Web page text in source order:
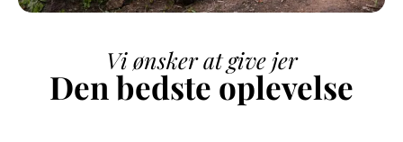
Vi ønsker at give jer
Den bedste oplevelse